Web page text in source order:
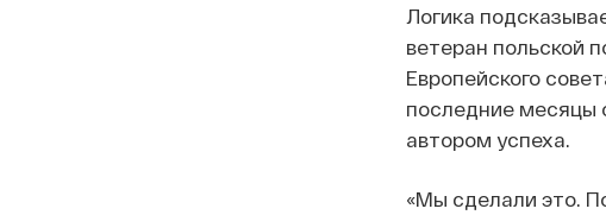
Логика
ветеран польской
Европейского
последние месяцы
автором успеха.
«Мы сделали это.